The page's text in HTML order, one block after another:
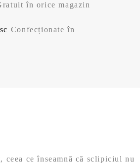
în orice magazin
Confecționate în
ce înseamnă că sclipiciul nu